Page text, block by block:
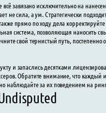
всё завязано исключительно на
не сила, а ум. Стратегически
прямо по ходу дела
система, позволяющая наносить
свой тернистый путь,
и запаслись десятками
Обратите внимание, что каждый
наблюдайте за их поведением на